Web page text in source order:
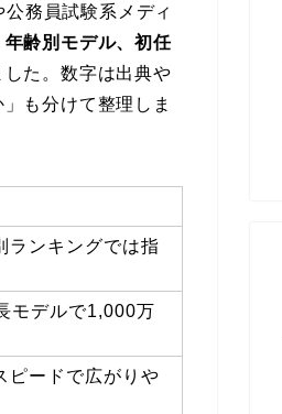
務員試験系メディ
齢別モデル、初任
した。数字は出典や
も分けて整理しま
ランキングでは指
モデルで1,000万
ピードで広がりや